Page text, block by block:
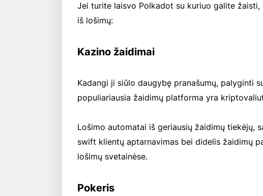
Jei turite laisvo Polkadot su kuriuo galite
iš lošimų:
Kazino žaidimai
Kadangi ji siūlo daugybę pranašumų, palyginti
populiariausia žaidimų platforma yra
Lošimo automatai iš geriausių žaidimų tiekėjų,
swift klientų aptarnavimas bei didelis žaidimų
lošimų svetainėse.
Pokeris